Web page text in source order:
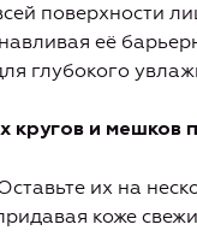
поверхности
её
глубокого
кругов и мешков
их на
коже